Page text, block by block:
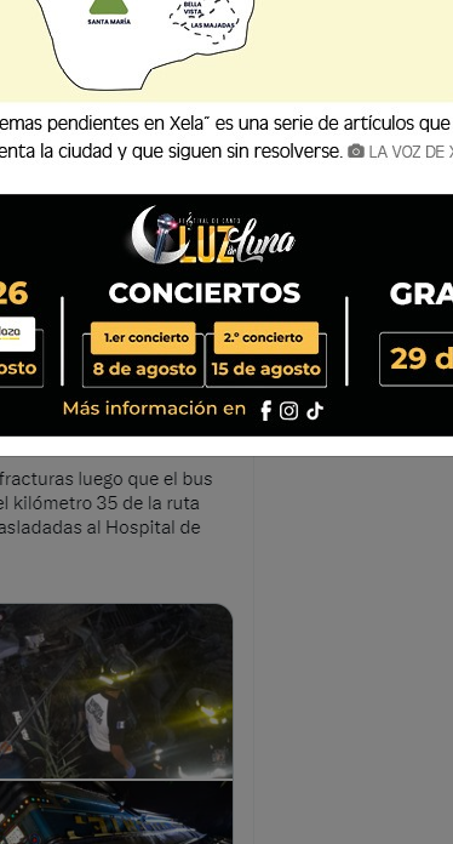
la madrugada de este lunes 8 de julio
el ingreso a Santa María Cauqué,
de transporte extraurbano de los
causando lesiones a varios pasajeros y
de las 03:30 horas, momento en el cual
de aproximadamente 40 metros de
los Bomberos Municipales
se movilizaron rápidamente al lugar del